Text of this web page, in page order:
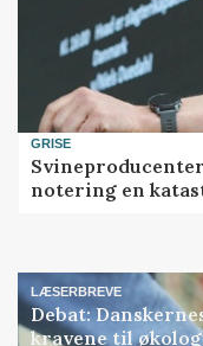
GRISE
notering en
LÆSERBREVE
Debat:
kravene til